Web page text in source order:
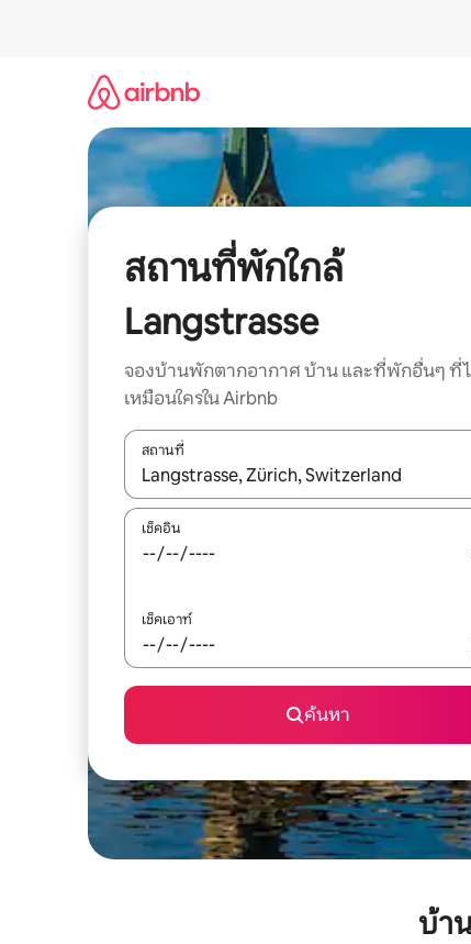
สถานที่พักใกล้
Langstrasse
จองบ้านพักตากอากาศ บ้าน และที่พักอื่นๆ ที่
เหมือนใครใน Airbnb
สถานที่
ใช้ลูกศรขึ้นลง หรือใช้การสัมผัสหรือปัด เพื่อสำรว
เช็คอิน
เช็คเอาท์
ค้นหา
บ้า